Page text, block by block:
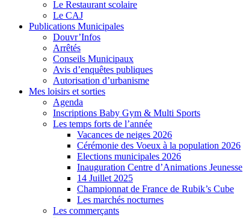
Le Restaurant scolaire
Le CAJ
Publications Municipales
Douvr’Infos
Arrêtés
Conseils Municipaux
Avis d’enquêtes publiques
Autorisation d’urbanisme
Mes loisirs et sorties
Agenda
Inscriptions Baby Gym & Multi Sports
Les temps forts de l’année
Vacances de neiges 2026
Cérémonie des Voeux à la population 2026
Elections municipales 2026
Inauguration Centre d’Animations Jeunesse
14 Juillet 2025
Championnat de France de Rubik’s Cube
Les marchés nocturnes
Les commerçants